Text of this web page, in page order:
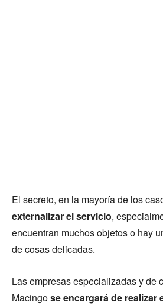
El secreto, en la mayoría de los
externalizar el servicio,
encuentran muchos objetos o hay
de cosas delicadas.
Las empresas especializadas y de
Macingose encargará de realizar